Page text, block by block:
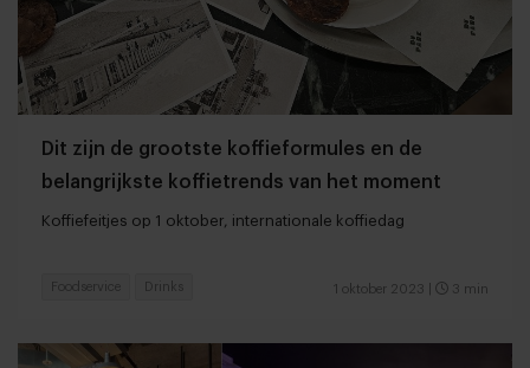
Dit zijn de grootste koffieformules en de
belangrijkste koffietrends van het moment
Koffiefeitjes op 1 oktober, internationale koffiedag
1 oktober 2023 3 min
Foodservice Drinks